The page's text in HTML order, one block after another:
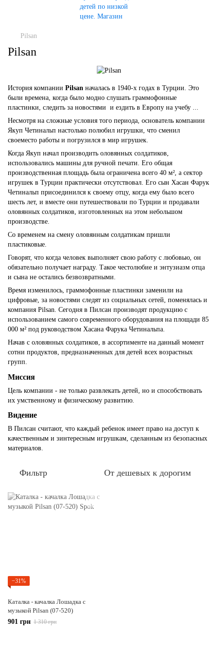
Pilsan
Pilsan
История компании Pilsan началась в 1940-х годах в Турции. Это
были времена, когда было модно слушать граммофонные
пластинки, следить за новостями и ездить в Европу на учебу ...
Несмотря на сложные условия того периода, основатель компании
Якуп Четинальп настолько полюбил игрушки, что сменил
своеместо работы и погрузился в мир игрушек.
Когда Якуп начал производить оловянных солдатиков,
использовались машины для ручной печати. Его общая
производственная площадь была ограничена всего 40 м², а сектор
игрушек в Турции практически отсутствовал. Его сын Хасан Фарук
Четинальп присоединился к своему отцу, когда ему было всего
шесть лет, и вместе они путешествовали по Турции и продавали
оловянных солдатиков, изготовленных на этом небольшом
производстве.
Со временем на смену оловянным солдатикам пришли
пластиковые.
Говорят, что когда человек выполняет свою работу с любовью, он
обязательно получает награду. Такое честолюбие и энтузиазм отца
и сына не остались безвозвратными.
Время изменилось, граммофонные пластинки заменили на
цифровые, за новостями следят из социальных сетей, поменялась и
компания Pilsan. Сегодня в Пилсан производят продукцию с
использованием самого современного оборудования на площади 85
000 м² под руководством Хасана Фарука Четинальпа.
Начав с оловянных солдатиков, в ассортименте на данный момент
сотни продуктов, предназначенных для детей всех возрастных
групп.
Миссия
Цель компании - не только развлекать детей, но и способствовать
их умственному и физическому развитию.
Видение
В Пилсан считают, что каждый ребенок имеет право на доступ к
качественным и зинтересным игрушкам, сделанным из безопасных
материалов.
Фильтр От дешевых к дорогим
−31%
Каталка - качалка Лошадка с
музыкой Pilsan (07-520)
901 грн 1 310 грн